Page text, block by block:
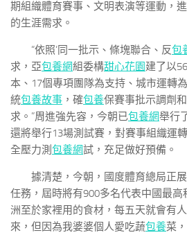
期組織體育賽事、文明表演等運動，
的生涯需求。
“依照‘同一批示、條塊聯合、反包
求，亞包養網組委構甜心花園建了以
本、17個專項團隊為支持、城市運轉
統包養故事 ，確包養保賽事批示調劑
求。”周進強先容，今朝已包養網舉行
還將舉行13場測試賽，對賽事組織運
全壓力測包養網試，充足做好預備。
據清楚，今朝，國度體育總局正
任務，屆時將有900多名代表中國最
洲至於家裡用的食材，每五天就會有
來，但因為我婆婆個人愛吃蔬包養菜